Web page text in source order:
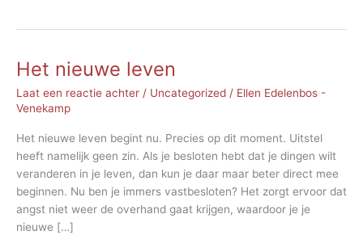
Het nieuwe leven
Laat een reactie achter / Uncategorized / Ellen Edelenbos -
Venekamp
Het nieuwe leven begint nu. Precies op dit moment. Uitstel
heeft namelijk geen zin. Als je besloten hebt dat je dingen wilt
veranderen in je leven, dan kun je daar maar beter direct mee
beginnen. Nu ben je immers vastbesloten? Het zorgt ervoor dat
angst niet weer de overhand gaat krijgen, waardoor je je
nieuwe […]